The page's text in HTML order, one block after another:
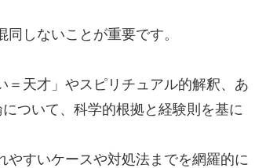
しないことが重要です。
天才」やスピリチュアル的解釈、あ
ついて、科学的根拠と経験則を基に
やすいケースや対処法までを網羅的に